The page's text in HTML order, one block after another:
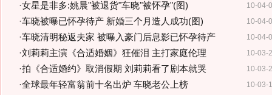
10-04-
·女星是非多:姚晨"被退货"车晓"被怀孕"(图)
10-04-
·车晓被曝已怀孕待产 新婚三个月造人成功(图)
10-04-
·车晓清明秘返夫家 被曝入豪门后息影已怀孕待产
10-03-
·刘莉莉主演《合适婚姻》狂催泪 主打家庭伦理
10-03-
·拍《合适婚约》取消假期 刘莉莉看了剧本就哭
10-03-
·全球最年轻富翁前十名出炉 车晓老公上榜